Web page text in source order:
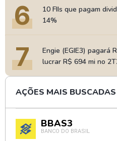
6
10 FIIs que pagam
14%
7
Engie (EGIE3) pagará
lucrar R$ 694 mi no
AÇÕES MAIS BUSCADAS
BBAS3
BANCO DO BRASIL